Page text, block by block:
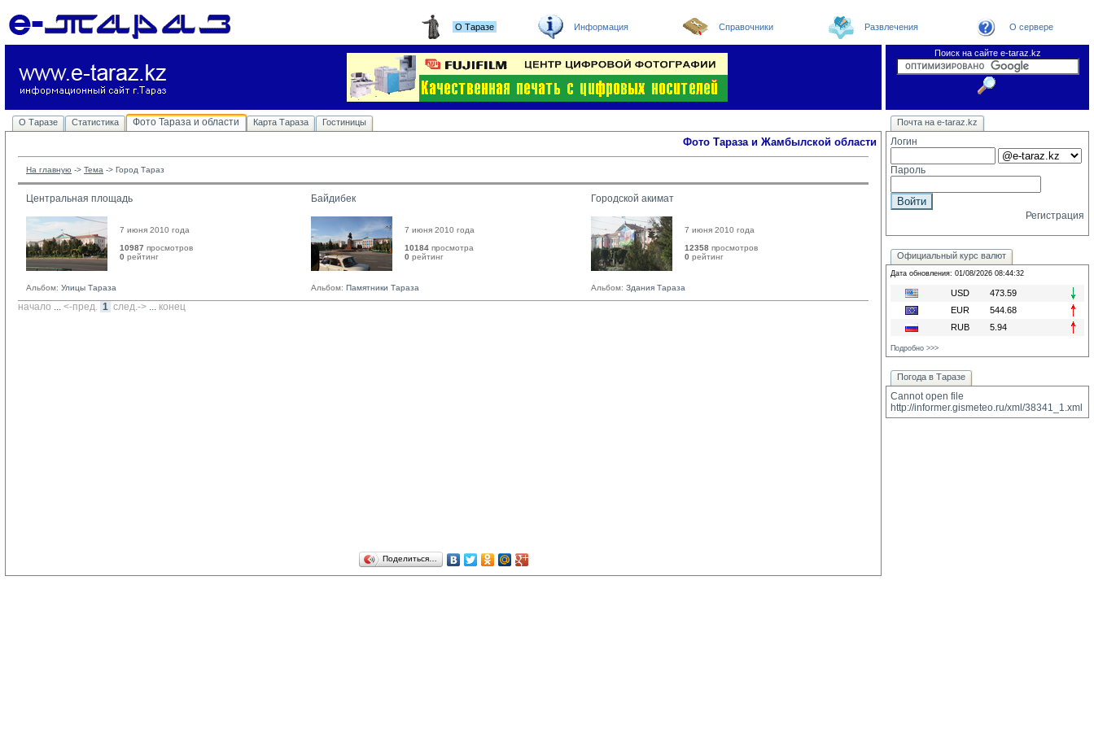
О Таразе Информация Справочники Развлечения О сервере
Поиск на сайте e-taraz.kz
О Таразе Статистика Фото Тараза и области Карта Тараза Гостиницы Новости Погода в Таразе
Телефоный справочник
Видеоконференция
Новости e-taraz Замечания и предложения
Фото Тараза и Жамбылской области
На главную -> Тема -> Город Тараз
Центральная площадь
7 июня 2010 года
10987 просмотров
0 рейтинг
Альбом: Улицы Тараза
Байдибек
7 июня 2010 года
10184 просмотра
0 рейтинг
Альбом: Памятники Тараза
Городской акимат
7 июня 2010 года
12358 просмотров
0 рейтинг
Альбом: Здания Тараза
начало ... <-пред. 1 след.-> ... конец
Поделиться…
Почта на e-taraz.kz
Логин
Пароль
Регистрация
Официальный курс валют
Дата обновления: 01/08/2026 08:44:32
USD
473.59
EUR
544.68
RUB
5.94
Подробно >>>
Погода в Таразе
Cannot open file
http://informer.gismeteo.ru/xml/38341_1.xml